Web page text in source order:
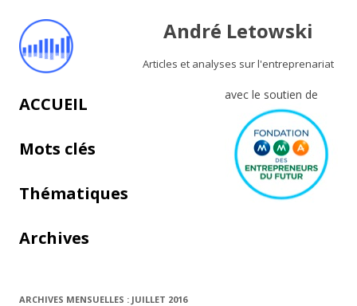
André Letowski
Articles et analyses sur l'entreprenariat
avec le soutien de
Aller au contenu principal
ACCUEIL
Mots clés
Thématiques
Archives
ARCHIVES MENSUELLES : JUILLET 2016